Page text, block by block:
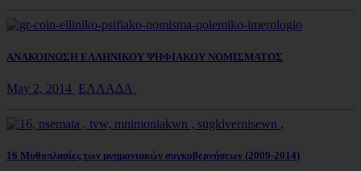
ΑΝΑΚΟΙΝΩΣΗ ΕΛΛΗΝΙΚΟΥ ΨΗΦΙΑΚΟΥ ΝΟΜΙΣΜΑΤΟΣ
May 2, 2014 ΕΛΛΑΔΑ
16 Μυθοπλασίες των μνημονιακών συγκυβερνήσεων (2009-2014)